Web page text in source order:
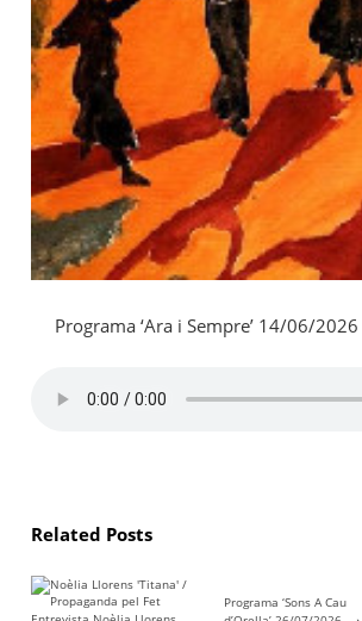
Programa ‘Ara i Sempre’ 14/06/2026
Related Posts
Programa ‘Sons A Cau